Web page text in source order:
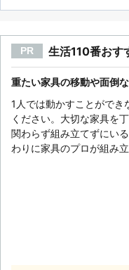
PR 生活110番おす
重たい家具の移動や面倒
1人では動かすことができ
ください。大切な家具を
関わらず組み立てずにい
わりに家具のプロが組み立